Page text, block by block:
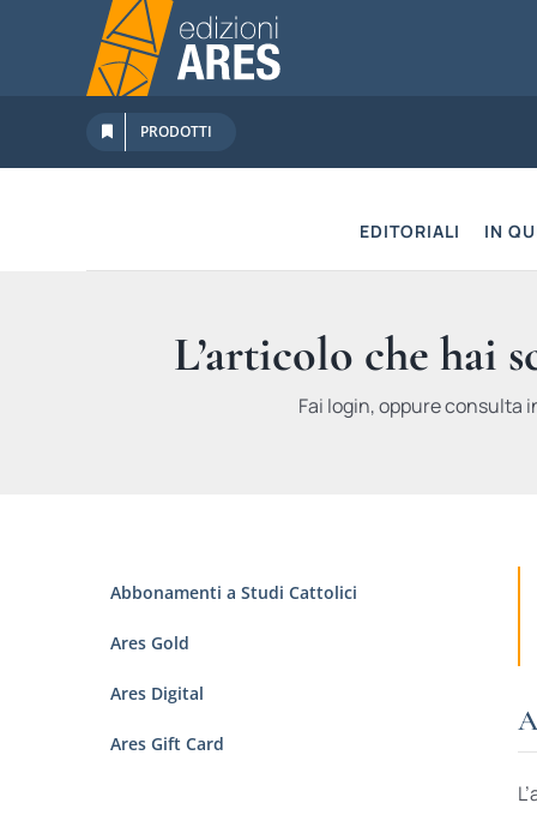
contenuto
PRODOTTI
EDITORIALI IN
L’articolo che hai
Fai login, oppure consulta
Abbonamenti a Studi Cattolici
Ares Gold
Ares Digital
Ares Gift Card